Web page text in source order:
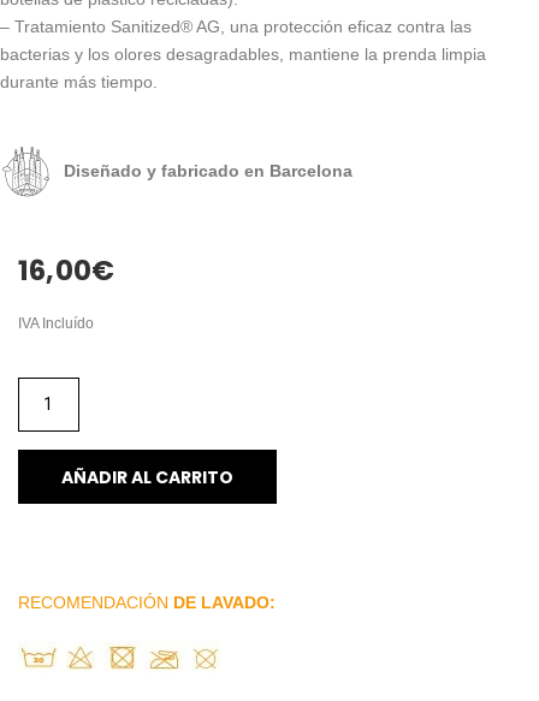
– Tratamiento Sanitized® AG, una protección eficaz contra las
bacterias y los olores desagradables, mantiene la prenda limpia
durante más tiempo.
Diseñado y fabricado en Barcelona
16,00€
IVA Incluído
AÑADIR AL CARRITO
RECOMENDACIÓN DE LAVADO: